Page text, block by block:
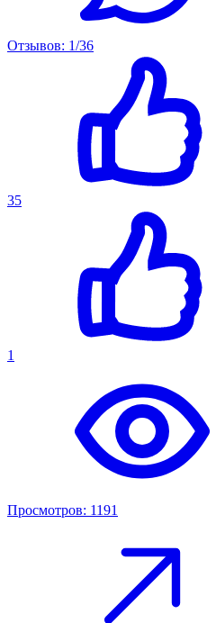
Отзывов: 1/36
35
1
Просмотров: 1191